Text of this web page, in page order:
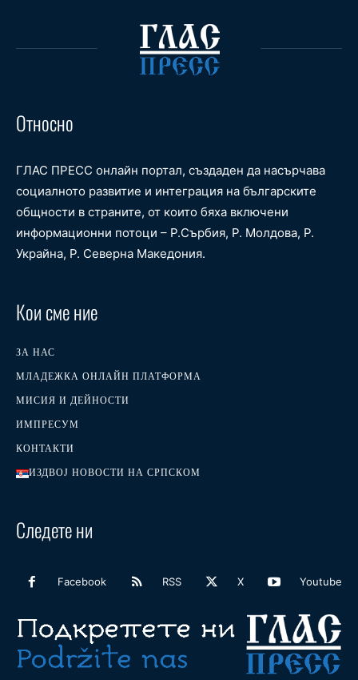
Относно
ГЛАС ПРЕСС онлайн портал, създаден да насърчава
социалното развитие и интеграция на българските
общности в страните, от които бяха включени
информационни потоци – Р.Сърбия, Р. Молдова, Р.
Украйна, Р. Северна Македония.
Кои сме ние
ЗА НАС
МЛАДЕЖКА ОНЛАЙН ПЛАТФОРМА
МИСИЯ И ДЕЙНОСТИ
ИМПРЕСУМ
КОНТАКТИ
ИЗДВОЈ НОВОСТИ НА СРПСКОМ
Следете ни
Facebook RSS X Youtube